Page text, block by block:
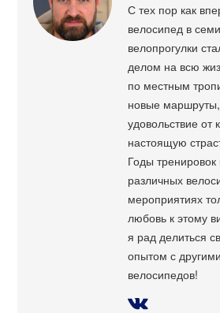
С тех пор как
велосипед в
велопрогулки
делом на всю
по местным
новые
удовольствие от
настоящую
Годы тренировок
различных
мероприятиях
любовь к этому
я рад делиться
опытом с
велосипедов!